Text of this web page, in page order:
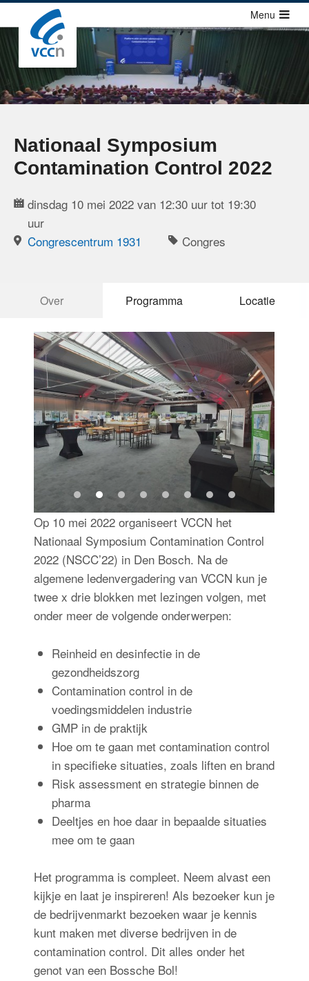
Sla
links
over
Jump
to
to
main
Menu
Nationaal Symposium
Contamination Control 2022
dinsdag 10 mei 2022 van 12:30 uur tot 19:30
uur
Congrescentrum 1931
Congres
Over Programma Locatie
Op 10 mei 2022 organiseert VCCN het
Nationaal Symposium Contamination Control
2022 (NSCC’22) in Den Bosch. Na de
algemene ledenvergadering van VCCN kun je
twee x drie blokken met lezingen volgen, met
onder meer de volgende onderwerpen:
Reinheid en desinfectie in de
gezondheidszorg
Contamination control in de
voedingsmiddelen industrie
GMP in de praktijk
Hoe om te gaan met contamination control
in specifieke situaties, zoals liften en brand
Risk assessment en strategie binnen de
pharma
Deeltjes en hoe daar in bepaalde situaties
mee om te gaan
Het programma is compleet. Neem alvast een
kijkje en laat je inspireren! Als bezoeker kun je
de bedrijvenmarkt bezoeken waar je kennis
kunt maken met diverse bedrijven in de
contamination control. Dit alles onder het
genot van een Bossche Bol!
Cursussen
Congressen
Congressen
Richtlijnen
Over ons
Contact
Zoek
Inloggen